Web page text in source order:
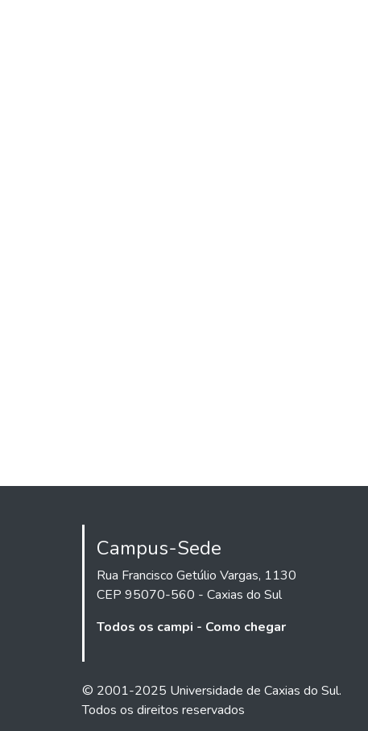
Campus-Sede
Rua Francisco Getúlio Vargas, 1130
CEP 95070-560 - Caxias do Sul
Todos os campi - Como chegar
© 2001-2025 Universidade de Caxias do Sul.
Todos os direitos reservados